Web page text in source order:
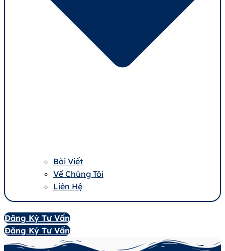
Bài Viết
Về Chúng Tôi
Liên Hệ
Đăng Ký Tư Vấn
Đăng Ký Tư Vấn